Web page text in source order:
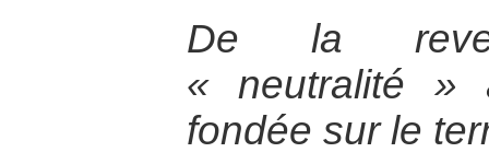
De la
« neutralité »
fondée sur le